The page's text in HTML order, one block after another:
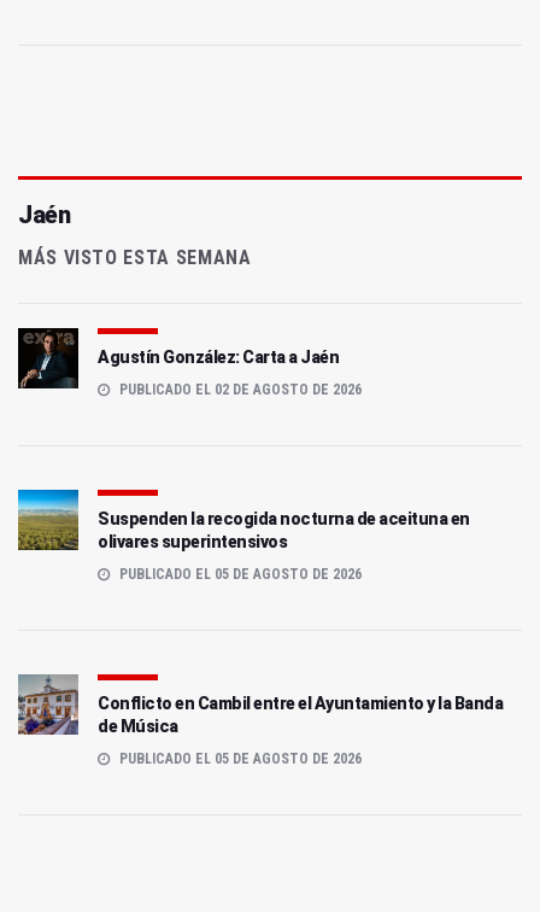
Jaén
MÁS VISTO ESTA SEMANA
Agustín González: Carta a Jaén
PUBLICADO EL 02 DE AGOSTO DE 2026
Suspenden la recogida nocturna de aceituna en
olivares superintensivos
PUBLICADO EL 05 DE AGOSTO DE 2026
Conflicto en Cambil entre el Ayuntamiento y la Banda
de Música
PUBLICADO EL 05 DE AGOSTO DE 2026